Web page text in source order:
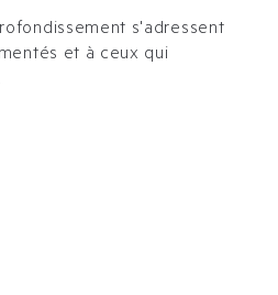
s'adressent
et à ceux qui